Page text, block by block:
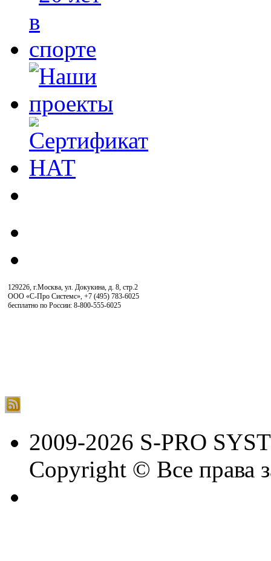
129226, г.Москва, ул. Докукина, д. 8, стр.2
ООО «С-Про Системс», +7 (495) 783-6025
бесплатно по России: 8-800-555-6025
2009-2026 S-PRO
Copyright © Все права